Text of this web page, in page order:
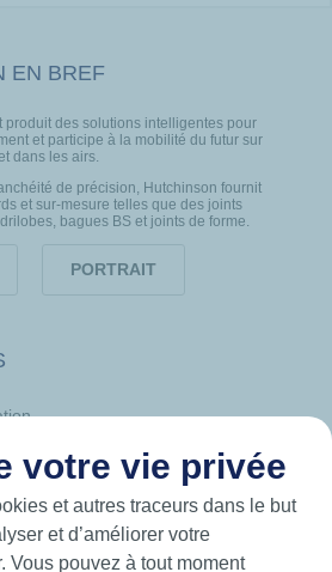
EN BREF
produit des solutions intelligentes pour
et participe à la mobilité du futur sur
dans les airs.
de précision, Hutchinson fournit
et sur-mesure telles que des joints
bagues BS et joints de forme.
PORTRAIT
votre vie privée
et autres traceurs dans le but
et d’améliorer votre
Vous pouvez à tout moment